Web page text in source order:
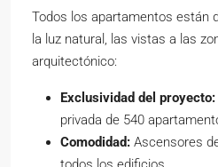
Todos los apartamentos están
la luz natural, las vistas a las
arquitectónico:
Exclusividad del proyecto:
privada de 540
Comodidad: Ascensores